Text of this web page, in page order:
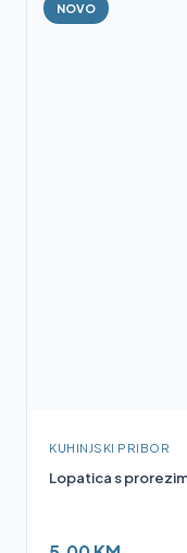
NOVO
KUHINJSKI PRIBOR
Lopatica s